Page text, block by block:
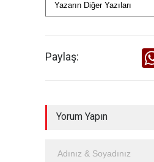
Paylaş:
Yorum Yapın